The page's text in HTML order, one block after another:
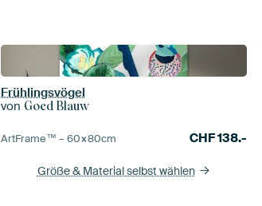
Frühlingsvögel
von Goed Blauw
ArtFrame™ –60×80cm CHF138.-
Größe & Material selbst wählen